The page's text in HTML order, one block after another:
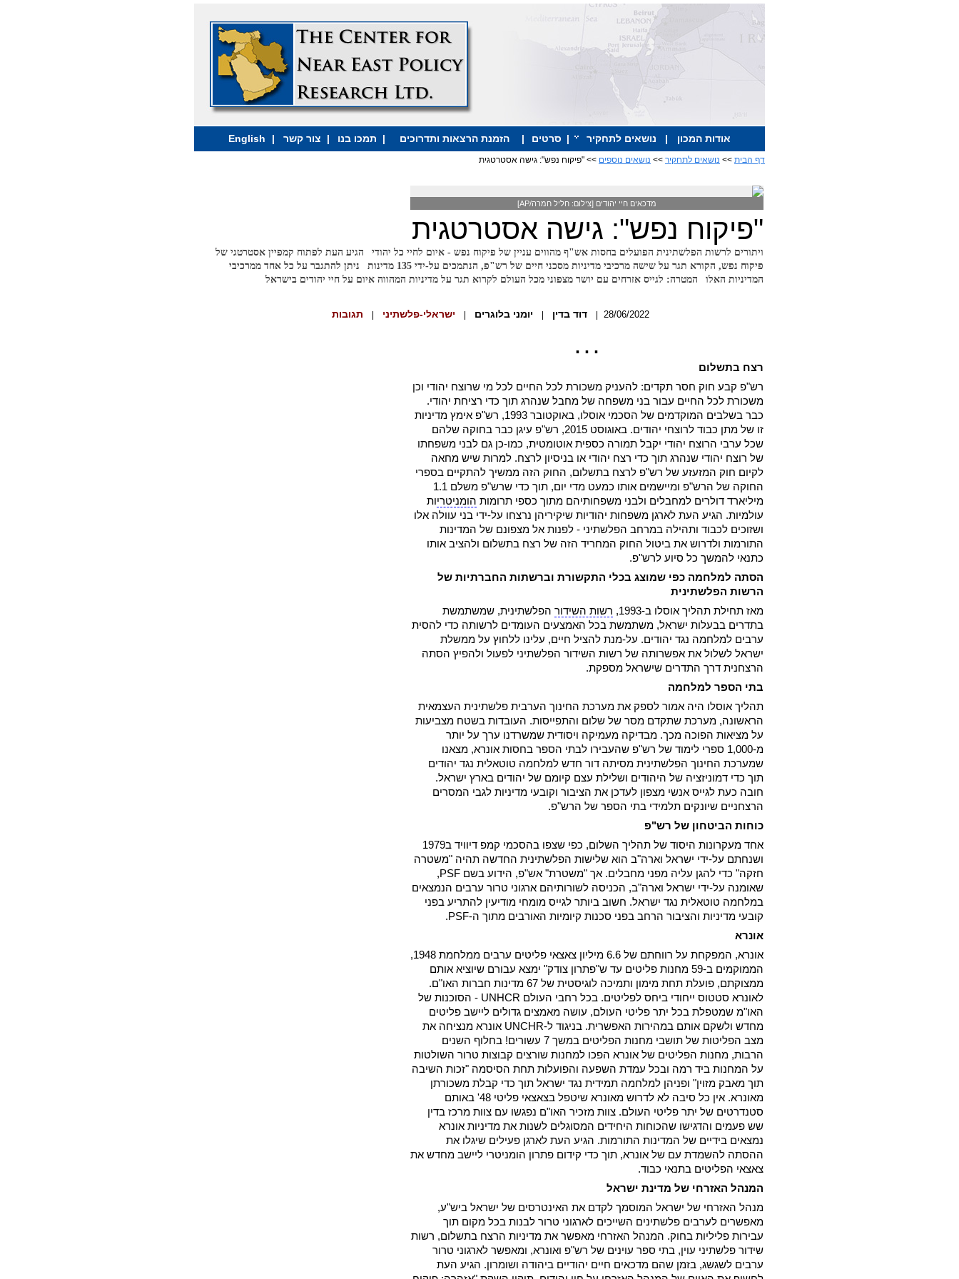
אודות המכון | נושאים לתחקיר | סרטים | הזמנת הרצאות ותדרוכים | תמכו בנו | צור קשר |
English
דף הבית >> נושאים לתחקיר >> נושאים נוספים >> "פיקוח נפש": גישה אסטרטגית
מדכאים חיי יהודים [צילום: חליל חמרה/AP]
"פיקוח נפש": גישה אסטרטגית
ויתורים לרשות הפלשתינית הפועלים בחסות אש"ף מהווים עניין של פיקוח נפש - איום לחיי כל יהודי
הגיע העת לפתוח קמפיין אסטרטגי של
פיקוח נפש, הקורא תגר על שישה מרכיבי מדיניות מסכני חיים של רש"פ, הנתמכים על-ידי 135 מדינות
ניתן להתגבר על כל אחד ממרכיבי
המדיניות האלו
המטרה: לגייס אזרחים עם יושר מצפוני מכל העולם לקרוא תגר על מדיניות המהווה איום על חיי יהודים בישראל
28/06/2022 דוד בדין יומני בלוגרים ישראלי-פלשתיני תגובות
▪ ▪ ▪
רצח בתשלום
רש"פ קבע חוק חסר תקדים: להעניק משכורת לכל החיים לכל מי שרוצח יהודי וכן
משכורת לכל החיים עבור בני משפחה של מחבל שנהרג תוך כדי רציחת יהודי.
כבר בשלבים המוקדמים של הסכמי אוסלו, באוקטובר 1993, רש"פ אימץ מדיניות
זו של מתן כבוד לרוצחי יהודים. באוגוסט 2015, רש"פ עיגן כבר בחוקה שלהם
שכל ערבי הרוצח יהודי יקבל תמורה כספית אוטומטית, כמו-כן גם לבני משפחתו
של רוצח יהודי שנהרג תוך כדי רצח יהודי או בניסיון לרצח. למרות שיש מחאה
לקיום חוק המזעזע של רש"פ לרצח בתשלום, החוק הזה ממשיך להתקיים בספרי
החוקה של הרש"פ ומיישמים אותו כמעט מדי יום, תוך כדי שרש"פ משלם 1.1
מיליארד דולרים למחבלים ולבני משפחותיהם מתוך כספי תרומות הומניטריות
עולמיות. הגיע העת לארגן משפחות יהודיות שיקיריהן נרצחו על-ידי בני עוולה אלו
ושזוכים לכבוד ותהילה במרחב הפלשתיני - לפנות אל מצפונם של המדינות
התורמות ולדרוש את ביטול החוק המחריד הזה של רצח בתשלום ולהציב אותו
כתנאי להמשך כל סיוע לרש"פ.
הסתה למלחמה כפי שמוצג בכלי התקשורת וברשתות החברתיות של
הרשות הפלשתינית
מאז תחילת תהליך אוסלו ב-1993,
רשות השידור הפלשתינית, שמשתמשת
בתדרים בבעלות ישראל, משתמשת בכל האמצעים העומדים לרשותה כדי להסית
ערבים למלחמה נגד יהודים. על-מנת להציל חיים, עלינו ללחוץ על ממשלת
ישראל לשלול את אפשרותה של רשות השידור הפלשתיני לפעול ולהפיץ הסתה
הרצחנית דרך התדרים שישראל מספקת.
בתי הספר למלחמה
תהליך אוסלו היה אמור לספק את מערכת החינוך הערבית פלשתינית העצמאית
הראשונה, מערכת שתקדם מסר של שלום והתפייסות. העובדות בשטח מצביעות
על מציאות הפוכה מכך. מבדיקה מעמיקה ויסודית שמשרדנו ערך על יותר
מ-1,000 ספרי לימוד של רש"פ שהעבירו לבתי הספר בחסות אונרא, מצאנו
שמערכת החינוך הפלשתינית מסיתה דור חדש למלחמה טוטאלית נגד יהודים
תוך כדי דמוניזציה של היהודים ושלילת עצם קיומם של יהודים בארץ ישראל.
חובה כעת לגייס אנשי מצפון לעדכן את הציבור וקובעי מדיניות לגבי המסרים
הרצחניים שיונקים תלמידי בתי הספר של הרש"פ.
כוחות הביטחון של רש"פ
אחד מעקרונות היסוד של תהליך השלום, כפי שצפו בהסכמי קמפ דיוויד ב1979
ושנחתם על-ידי ישראל וארה"ב הוא שלישות הפלשתינית החדשה תהיה "משטרה
חזקה" כדי להגן עליה מפני מחבלים. אך "משטרת" אש"פ, הידוע בשם PSF,
שאומנה על-ידי ישראל וארה"ב, הכניסה לשורותיהם ארגוני טרור ערבים הנמצאים
במלחמה טוטאלית נגד ישראל. חשוב ביותר לגייס מומחי מודיעין להתריע בפני
קובעי מדיניות והציבור הרחב בפני סכנות קיומיות האורבים מתוך ה-PSF.
אונרא
אונרא, המפקחת על רווחתם של 6.6 מיליון צאצאי פליטים ערבים ממלחמת 1948,
הממוקמים ב-59 מחנות פליטים עד ש"פתרון צודק" ימצא עבורם שיוציא אותם
ממצוקתם, פועלת תחת מימון ותמיכה לוגיסטית של 67 מדינות חברות האו"ם.
לאונרא סטטוס ייחודי ביחס לפליטים. בכל רחבי העולם UNHCR - הסוכנות של
האו"מ שמטפלת בכל יתר פליטי העולם, עושה מאמצים גדולים ליישב פליטים
מחדש ולשקם אותם במהירות האפשרית. בניגוד ל-UNCHR אונרא מנציחה את
מצב הפליטות של תושבי מחנות הפליטים במשך 7 עשורים! בחלוף השנים
הרבות, מחנות הפליטים של אונרא הפכו למחנות שורצים קבוצות טרור השולטות
על המחנות ביד רמה ובכל עמדת השפעה והפועלות תחת הסיסמה "זכות השיבה
תוך מאבק מזוין" ופניהן למלחמה תמידית נגד ישראל תוך כדי קבלת משכורתן
מאונרא. אין כל סיבה לא לדרוש מאונרא שיטפל בצאצאי פליטי 48' באותם
סטנדרטים של יתר פליטי העולם. צוות מזכיר האו"ם נפגשו עם צוות מרכז בדין
שש פעמים והדגישו שהכוחות היחידים המסוגלים לשנות את מדיניות אונרא
נמצאים בידיים של המדינות התורמות. הגיע העת לארגן פעילים שיגלו את
ההסתה להשמדת עם של אונרא, תוך כדי קידום פתרון הומניטרי ליישב מחדש את
צאצאי הפליטים בתנאי כבוד.
המנהל האזרחי של מדינת ישראל
מנהל האזרחי של ישראל המוסמך לקדם את האינטרסים של ישראל ביש"ע,
מאפשרים לערבים פלשתינים השייכים לארגוני טרור לבנות בכל מקום תוך
עבירות פליליות בחוק. המנהל האזרחי מאפשר את מדיניות הרצח בתשלום, רשות
שידור פלשתיני עוין, בתי ספר עוינים של רש"פ ואונרא, ומאפשר לארגוני טרור
ערבים לשגשג, בזמן שהם מדכאים חיים יהודיים ביהודה ושומרון. הגיע העת